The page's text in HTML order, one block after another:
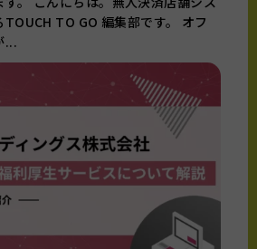
TO GO 編集部です。 オフ
...